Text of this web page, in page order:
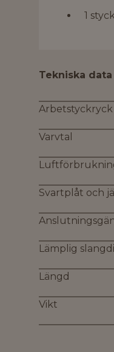
1
Tekniska data
Arbetstyckryck
Varvtal
Svartplåt och
Lämplig
Längd
Vikt